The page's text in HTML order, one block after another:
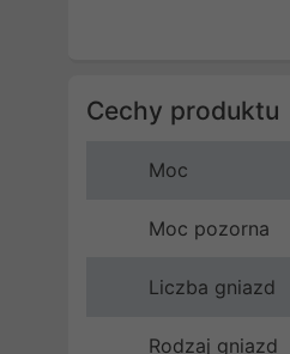
Cechy produktu
Moc
Moc pozorna
Liczba gniazd
Rodzaj gniazd